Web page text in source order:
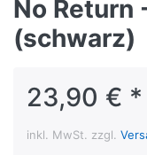
No Return
(schwarz)
23,90 € *
inkl. MwSt. zzgl.